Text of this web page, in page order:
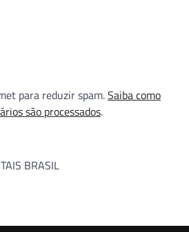
para reduzir spam.Saiba como
são processados.
BRASIL